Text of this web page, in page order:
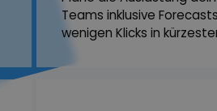
Teams inklusive
wenigen Klicks in